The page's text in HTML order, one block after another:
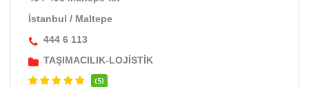
İstanbul / Maltepe
444 6 113
TAŞIMACILIK-LOJİSTİK
(5)